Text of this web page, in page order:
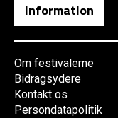
Information
Om festivalerne
Bidragsydere
Kontakt os
Persondatapolitik